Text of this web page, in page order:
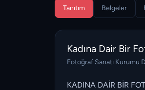
Tanıtım Belgeler
Kadına Dair Bir
Fotoğraf Sanatı Kurumu
KADINA DAİR BİR